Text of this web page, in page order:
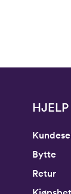
HJELP
Bytte
Retur